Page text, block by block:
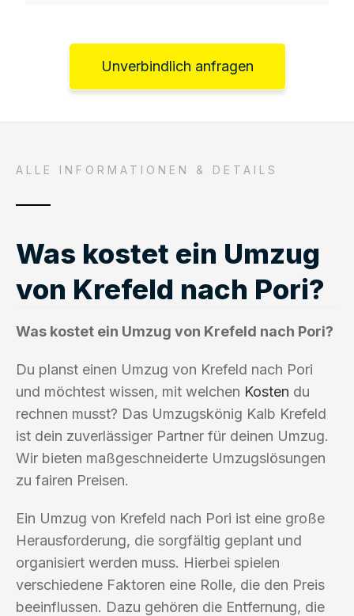
Unverbindlich anfragen
ALLE INFORMATIONEN & DETAILS
Was kostet ein Umzug
von Krefeld nach Pori?
Was kostet ein Umzug von Krefeld nach Pori?
Du planst einen Umzug von Krefeld nach Pori
und möchtest wissen, mit welchen Kosten du
rechnen musst? Das Umzugskönig Kalb Krefeld
ist dein zuverlässiger Partner für deinen Umzug.
Wir bieten maßgeschneiderte Umzugslösungen
zu fairen Preisen.
Ein Umzug von Krefeld nach Pori ist eine große
Herausforderung, die sorgfältig geplant und
organisiert werden muss. Hierbei spielen
verschiedene Faktoren eine Rolle, die den Preis
beeinflussen. Dazu gehören die Entfernung, die